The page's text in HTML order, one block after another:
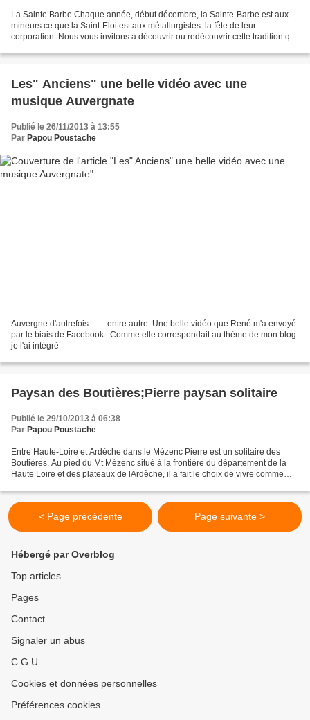
La Sainte Barbe Chaque année, début décembre, la Sainte-Barbe est aux
mineurs ce que la Saint-Eloi est aux métallurgistes: la fête de leur
corporation. Nous vous invitons à découvrir ou redécouvrir cette tradition qui
Les" Anciens" une belle vidéo avec une
musique Auvergnate
Publié le 26/11/2013 à 13:55
Par Papou Poustache
Auvergne d'autrefois........ entre autre. Une belle vidéo que René m'a envoyé
par le biais de Facebook . Comme elle correspondait au thème de mon blog
je l'ai intégré
Paysan des Boutières;Pierre paysan solitaire
Publié le 29/10/2013 à 06:38
Par Papou Poustache
Entre Haute-Loire et Ardèche dans le Mézenc Pierre est un solitaire des
Boutières. Au pied du Mt Mézenc situé à la frontière du département de la
Haute Loire et des plateaux de lArdèche, il a fait le choix de vivre comme
< Page précédente Page suivante >
Hébergé par Overblog
Top articles
Pages
Contact
Signaler un abus
C.G.U.
Cookies et données personnelles
Préférences cookies